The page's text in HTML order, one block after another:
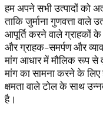
हम अपने सभी उत्पादों को
ताकि जुर्माना गुणवत्ता वाले
आपूर्ति करने वाले ग्राहकों
और ग्राहक-समर्पण और
मांग आधार में मौलिक रूप से
मांग का सामना करने के लिए
क्षमता वाले टोल के साथ
है।